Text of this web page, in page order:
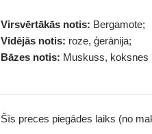
Virsvērtākās notis: Bergamote;
Vidējās notis: roze, ģerānija;
Bāzes notis: Muskuss, koksnes
Šīs preces piegādes laiks (no